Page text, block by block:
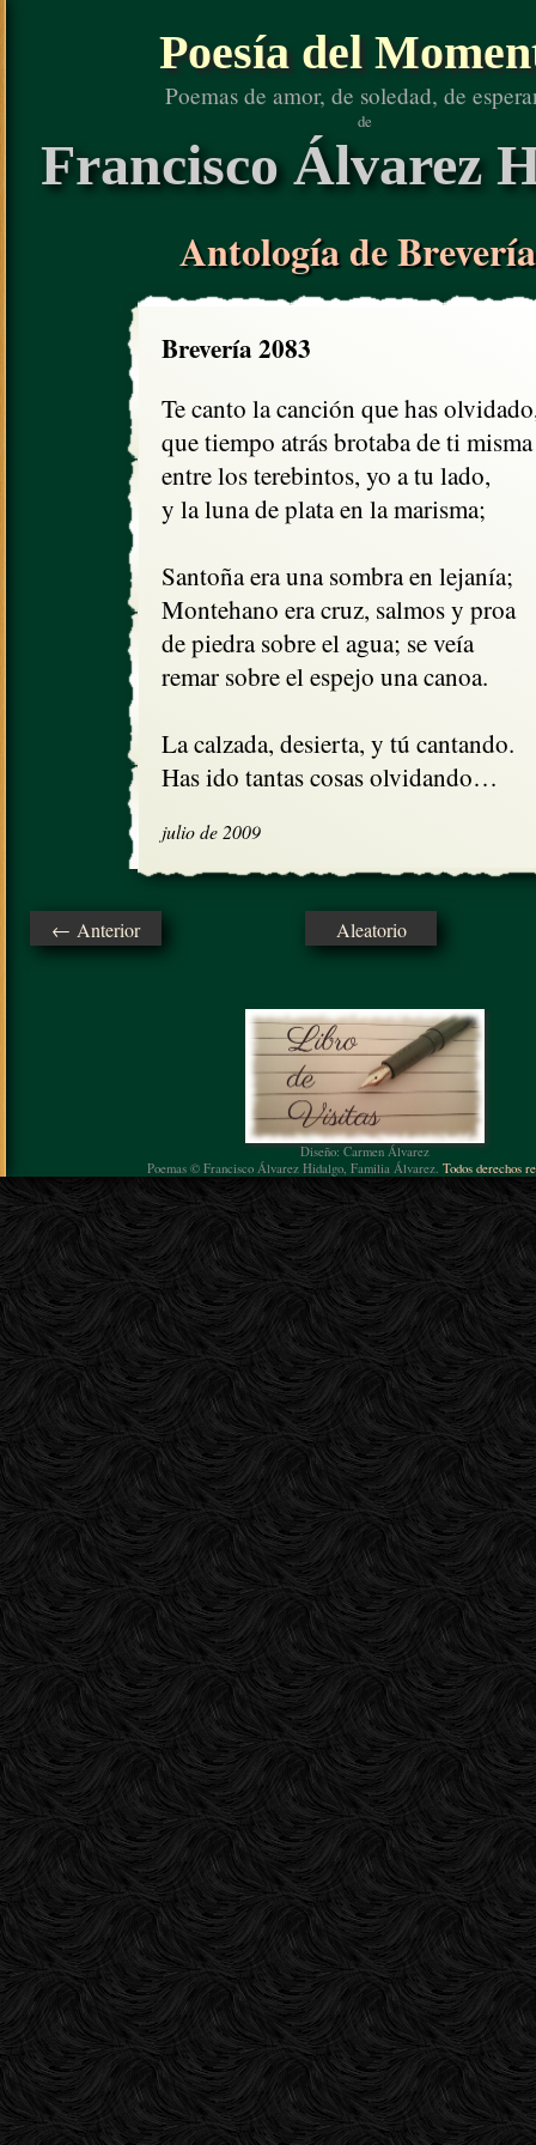
Poesía del
Poemas de amor, de soledad, de
de
Francisco Álvarez
Antología de
Brevería 2083
Te canto la canción que has
que tiempo atrás brotaba de ti misma
entre los terebintos, yo a tu lado,
y la luna de plata en la marisma;
Santoña era una sombra en lejanía;
Montehano era cruz, salmos y
de piedra sobre el agua; se veía
remar sobre el espejo una canoa.
La calzada, desierta, y tú cantando.
Has ido tantas cosas olvidando…
julio de 2009
← Anterior Aleatorio
Diseño: Carmen Álvarez
Poemas © Francisco Álvarez Hidalgo, Familia Álvarez. Todos derechos